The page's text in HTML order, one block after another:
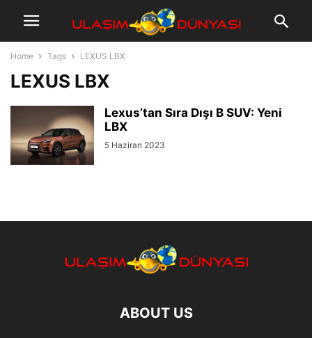
Home Tags LEXUS LBX
LEXUS LBX
Lexus’tan Sıra Dışı B SUV: Yeni
LBX
5 Haziran 2023
ABOUT US